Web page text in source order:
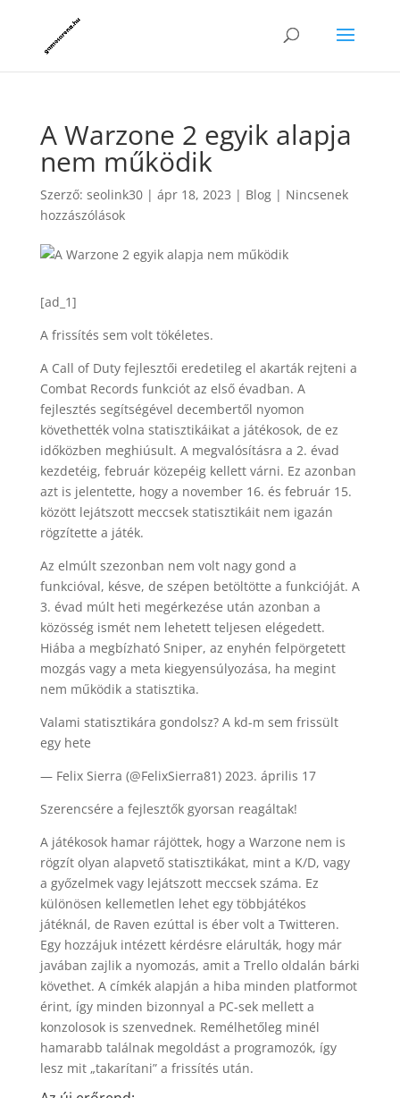
A Warzone 2 egyik alapja
nem működik
Szerző: seolink30| ápr 18, 2023 | Blog| Nincsenek
hozzászólások
[ad_1]
A frissítés sem volt tökéletes.
A Call of Duty fejlesztői eredetileg el akarták rejteni a
Combat Records funkciót az első évadban. A
fejlesztés segítségével decembertől nyomon
követhették volna statisztikáikat a játékosok, de ez
időközben meghiúsult. A megvalósításra a 2. évad
kezdetéig, február közepéig kellett várni. Ez azonban
azt is jelentette, hogy a november 16. és február 15.
között lejátszott meccsek statisztikáit nem igazán
rögzítette a játék.
Az elmúlt szezonban nem volt nagy gond a
funkcióval, késve, de szépen betöltötte a funkcióját. A
3. évad múlt heti megérkezése után azonban a
közösség ismét nem lehetett teljesen elégedett.
Hiába a megbízható Sniper, az enyhén felpörgetett
mozgás vagy a meta kiegyensúlyozása, ha megint
nem működik a statisztika.
Valami statisztikára gondolsz? A kd-m sem frissült
egy hete
— Felix Sierra (@FelixSierra81) 2023. április 17
Szerencsére a fejlesztők gyorsan reagáltak!
A játékosok hamar rájöttek, hogy a Warzone nem is
rögzít olyan alapvető statisztikákat, mint a K/D, vagy
a győzelmek vagy lejátszott meccsek száma. Ez
különösen kellemetlen lehet egy többjátékos
játéknál, de Raven ezúttal is éber volt a Twitteren.
Egy hozzájuk intézett kérdésre elárulták, hogy már
javában zajlik a nyomozás, amit a Trello oldalán bárki
követhet. A címkék alapján a hiba minden platformot
érint, így minden bizonnyal a PC-sek mellett a
konzolosok is szenvednek. Remélhetőleg minél
hamarabb találnak megoldást a programozók, így
lesz mit „takarítani” a frissítés után.